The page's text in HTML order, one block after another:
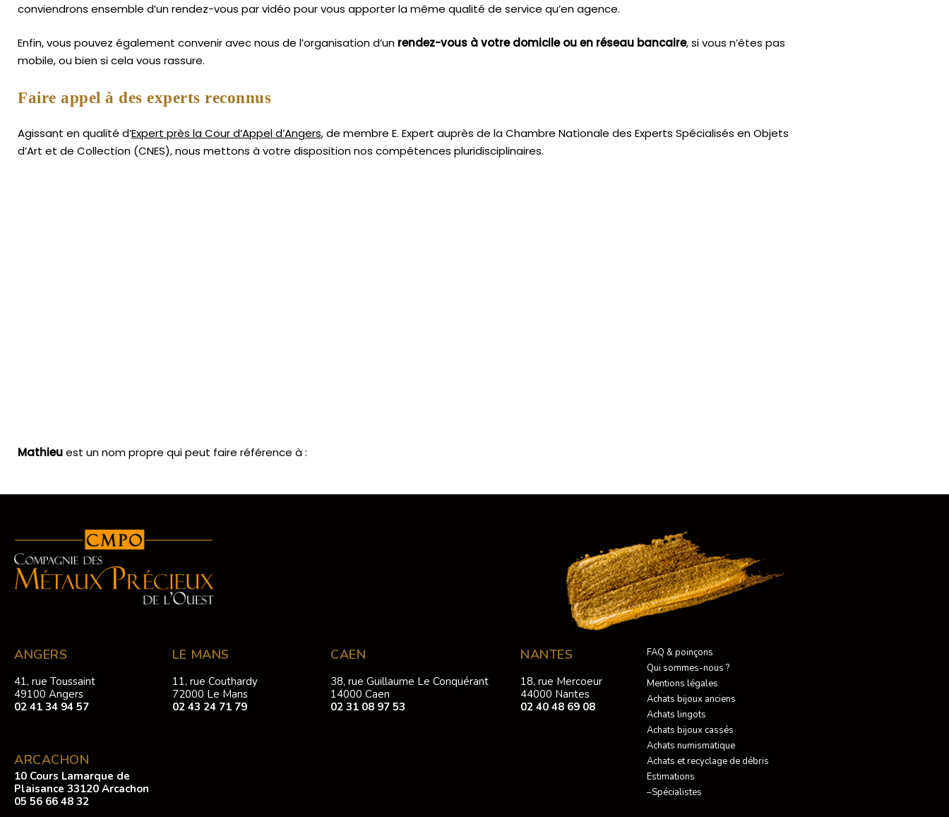
conviendrons ensemble d’un rendez-vous par vidéo pour vous apporter la même qualité de service qu’en agence.
Enfin, vous pouvez également convenir avec nous de l’organisation d’un rendez-vous à votre domicile ou en réseau bancaire, si vous n’êtes pas
mobile, ou bien si cela vous rassure.
Faire appel à des experts reconnus
Agissant en qualité d’Expert près la Cour d’Appel d’Angers, de membre E. Expert auprès de laChambre Nationale des Experts Spécialisés en Objets
d’Art et de Collection (CNES),nous mettons à votre disposition nos compétences pluridisciplinaires.
Mathieuest un nom propre qui peut faire référence à :
ANGERS
41, rue Toussaint
49100 Angers
02 41 34 94 57
ARCACHON
10 Cours Lamarque de
Plaisance 33120 Arcachon
05 56 66 48 32
LE MANS
11, rue Couthardy
72000 Le Mans
02 43 24 71 79
CAEN
38, rue Guillaume Le Conquérant
14000 Caen
02 31 08 97 53
NANTES
18, rue Mercoeur
44000 Nantes
02 40 48 69 08
FAQ & poinçons
Qui sommes-nous ?
Mentions légales
Achats bijoux anciens
Achats lingots
Achats bijoux cassés
Achats numismatique
Achats et recyclage de débris
Estimations
–Spécialistes